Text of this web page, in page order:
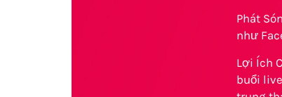
Phát
như
Lợi Ích
buổi